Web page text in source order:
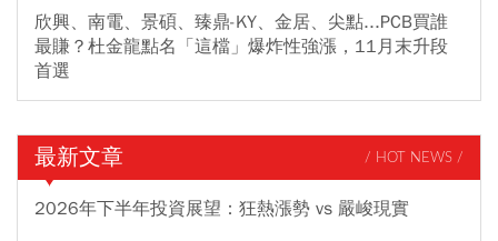
欣興、南電、景碩、臻鼎-KY、金居、尖點...PCB買誰
最賺？杜金龍點名「這檔」爆炸性強漲，11月末升段
首選
最新文章 / HOT NEWS /
2026年下半年投資展望：狂熱漲勢 vs 嚴峻現實